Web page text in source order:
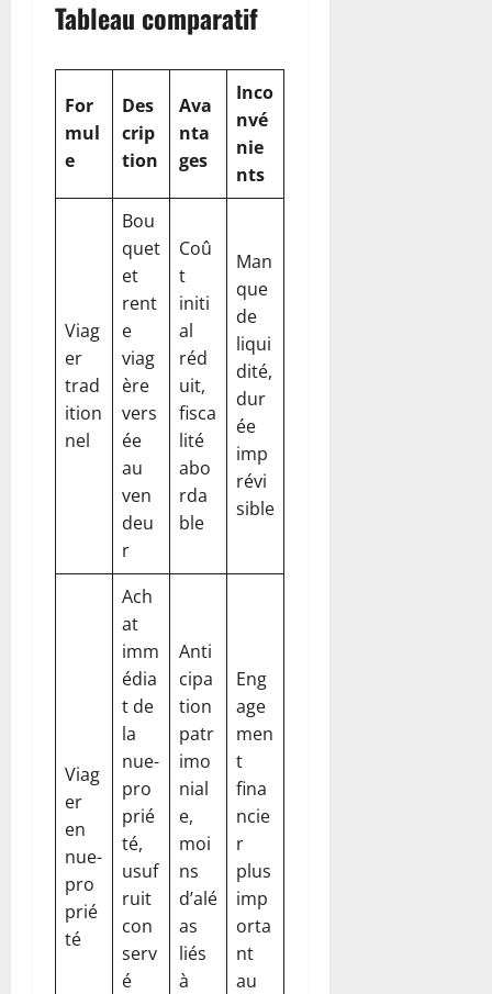
Tableau comparatif
For
mul
e
Des
crip
tion
Ava
nta
ges
Inco
nvé
nie
nts
Viag
er
trad
ition
nel
Bou
quet
et
rent
e
viag
ère
vers
ée
au
ven
deu
r
Coû
t
initi
al
réd
uit,
fisca
lité
abo
rda
ble
Man
que
de
liqui
dité,
dur
ée
imp
révi
sible
Viag
er
en
nue-
pro
prié
té
Ach
at
imm
édia
t de
la
nue-
pro
prié
té,
usuf
ruit
con
serv
é
Anti
cipa
tion
patr
imo
nial
e,
moi
ns
d’alé
as
liés
à
Eng
age
men
t
fina
ncie
r
plus
imp
orta
nt
au